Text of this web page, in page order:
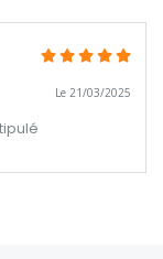
Le 21/03/2025